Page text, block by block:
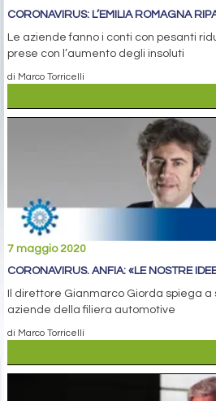
CORONAVIRUS: L’EMILIA ROMAGNA
Le aziende fanno i conti con pesanti
prese con l’aumento degli insoluti
di Marco Torricelli
7 maggio 2020
CORONAVIRUS. ANFIA: «LE NOSTRE
Il direttore Gianmarco Giorda spiega
aziende della filiera automotive
di Marco Torricelli